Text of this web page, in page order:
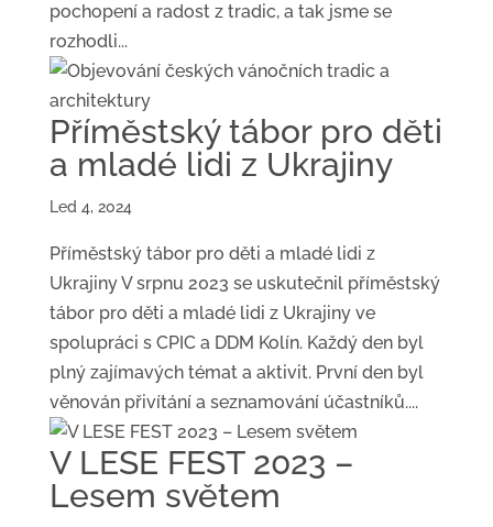
pochopení a radost z tradic, a tak jsme se
rozhodli...
Příměstský tábor pro děti
a mladé lidi z Ukrajiny
Led 4, 2024
Příměstský tábor pro děti a mladé lidi z
Ukrajiny V srpnu 2023 se uskutečnil příměstský
tábor pro děti a mladé lidi z Ukrajiny ve
spolupráci s CPIC a DDM Kolín. Každý den byl
plný zajímavých témat a aktivit. První den byl
věnován přivítání a seznamování účastníků....
V LESE FEST 2023 –
Lesem světem